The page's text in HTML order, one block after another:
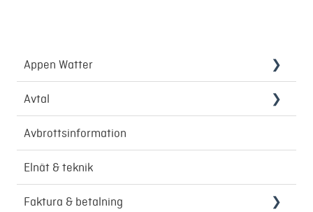
Appen Watter
Smart laddning
Avtal
Inflyttning & utflyttning
Avbrottsinformation
Elnät & teknik
Faktura & betalning